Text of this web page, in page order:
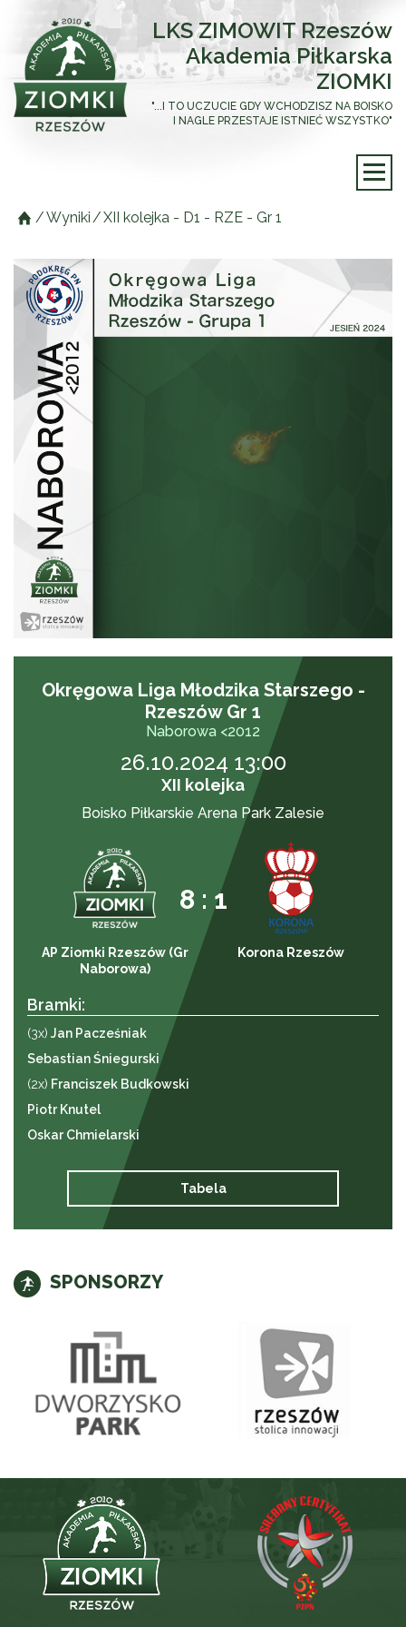
LKS ZIMOWIT Rzeszów
Akademia Piłkarska
ZIOMKI
"...I TO UCZUCIE GDY WCHODZISZ NA BOISKO
I NAGLE PRZESTAJE ISTNIEĆ WSZYSTKO"
/Wyniki /XII kolejka - D1 - RZE - Gr 1
Okręgowa Liga Młodzika Starszego -
Rzeszów Gr 1
Naborowa <2012
26.10.2024 13:00
XII kolejka
Boisko Piłkarskie Arena Park Zalesie
8 : 1
AP Ziomki Rzeszów (Gr
Naborowa)
Korona Rzeszów
Bramki:
(3x) Jan Pacześniak
Sebastian Śniegurski
(2x) Franciszek Budkowski
Piotr Knutel
Oskar Chmielarski
Tabela
SPONSORZY